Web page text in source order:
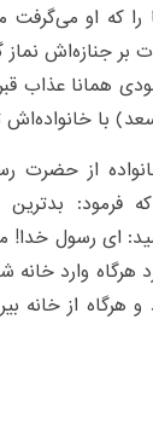
که او می‌گرفت
بر جنازه‌اش نماز
همانا عذاب
با خانواده‌اش
از حضرت
فرمود: بدترین
ای رسول خدا!
هرگاه وارد
و هرگاه از